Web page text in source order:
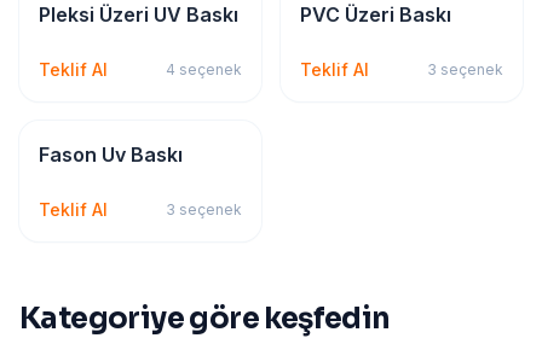
Dijital & Geniş Format
Pleksi Üzeri UV Baskı
Teklif Al 4 seçenek
Dijital & Geniş Format
PVC Üzeri Baskı
Teklif Al 3 seçenek
Dijital & Geniş Format
Fason Uv Baskı
Teklif Al 3 seçenek
Kategoriye göre keşfedin